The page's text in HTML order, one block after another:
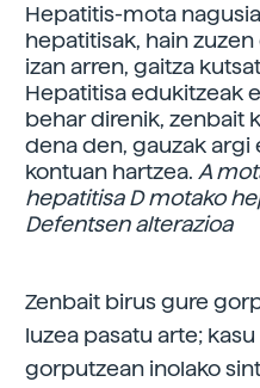
Hepatitis-mota
hepatitisak, hain
izan arren, gaitza
Hepatitisa edukitzeak
behar direnik, zenbait
dena den, gauzak
kontuan hartzea. A
hepatitisaD motako
Defentsen alterazioa
Zenbait birus gure
luzea pasatu arte;
gorputzean inolako